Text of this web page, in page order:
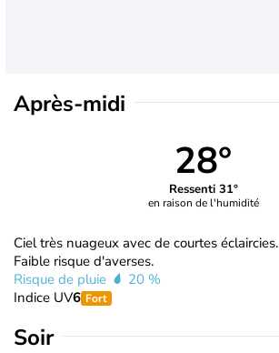
Après-midi
28°
Ressenti 31°
en raison de l'humidité
Ciel très nuageux avec de courtes éclaircies.
Faible risque d'averses.
Risque de pluie
20 %
Indice UV6 Fort
Soir